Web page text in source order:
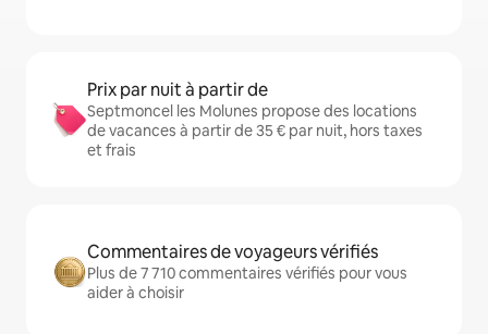
Prix par nuit à partir de
Septmoncel les Molunes propose des locations
de vacances à partir de 35 € par nuit, hors taxes
et frais
Commentaires de voyageurs vérifiés
Plus de 7 710 commentaires vérifiés pour vous
aider à choisir